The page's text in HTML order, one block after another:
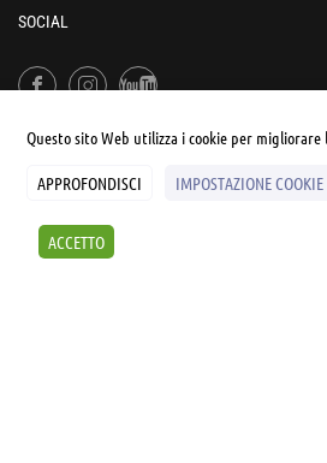
SOCIAL
Sintesi e liberatorie
Questo sito Web utilizza i cookie per migliorare
APPROFONDISCI IMPOSTAZIONE COOKIE
ACCETTO